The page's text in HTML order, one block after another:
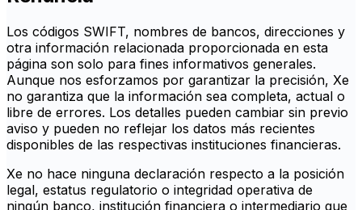
Los códigos SWIFT, nombres de bancos, direcciones y
otra información relacionada proporcionada en esta
página son solo para fines informativos generales.
Aunque nos esforzamos por garantizar la precisión, Xe
no garantiza que la información sea completa, actual o
libre de errores. Los detalles pueden cambiar sin previo
aviso y pueden no reflejar los datos más recientes
disponibles de las respectivas instituciones financieras.
Xe no hace ninguna declaración respecto a la posición
legal, estatus regulatorio o integridad operativa de
ningún banco, institución financiera o intermediario que